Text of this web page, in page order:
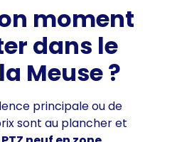
moment
dans le
Meuse ?
principale ou de
sont au plancher et